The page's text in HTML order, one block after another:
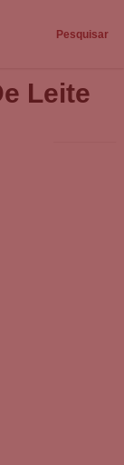
Pesquisar
Leite